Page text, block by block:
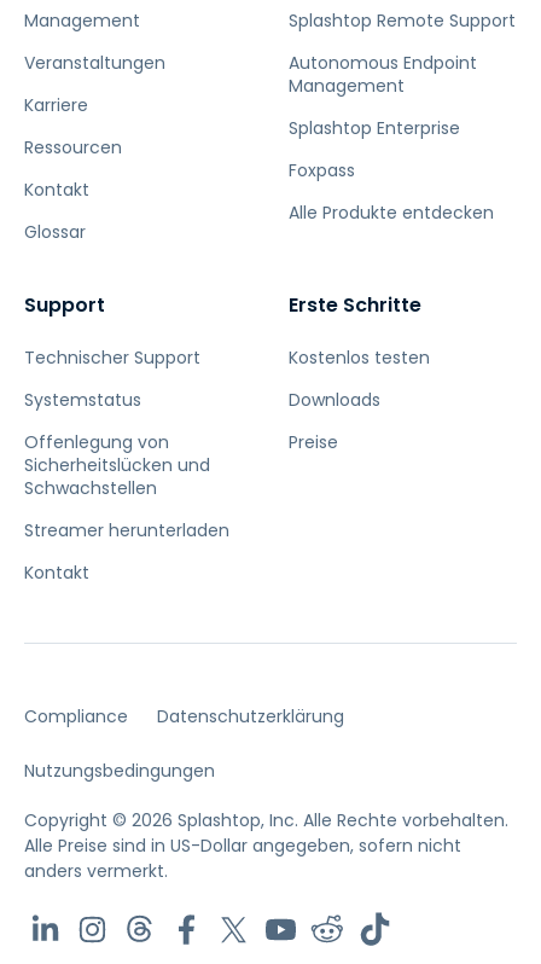
Management
Veranstaltungen
Karriere
Ressourcen
Kontakt
Glossar
Splashtop Remote Support
Autonomous Endpoint
Management
Splashtop Enterprise
Foxpass
Alle Produkte entdecken
Support
Technischer Support
Systemstatus
Offenlegung von
Sicherheitslücken und
Schwachstellen
Streamer herunterladen
Kontakt
Erste Schritte
Kostenlos testen
Downloads
Preise
Compliance Datenschutzerklärung
Nutzungsbedingungen
Copyright © 2026 Splashtop, Inc. Alle Rechte vorbehalten.
Alle Preise sind in US-Dollar angegeben, sofern nicht
anders vermerkt.